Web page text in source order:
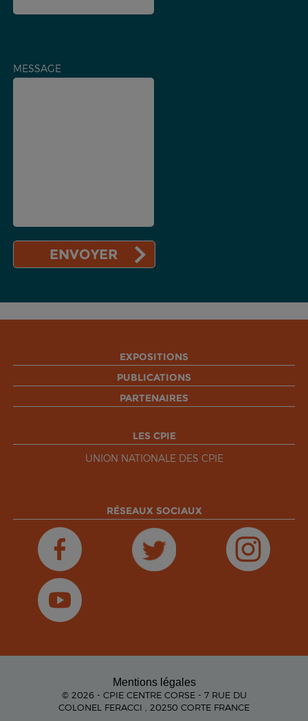
MESSAGE
EXPOSITIONS
PUBLICATIONS
PARTENAIRES
LES CPIE
UNION NATIONALE DES CPIE
RÉSEAUX SOCIAUX
Mentions légales
© 2026 - CPIE CENTRE CORSE - 7 RUE DU
COLONEL FERACCI , 20250 CORTE FRANCE